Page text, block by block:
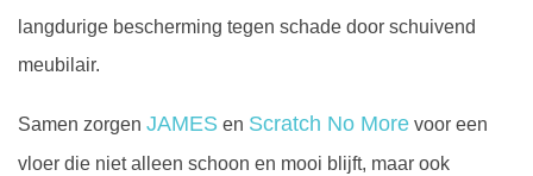
langdurige bescherming tegen schade door schuivend
meubilair.
Samen zorgen JAMES en Scratch No More voor een
vloer die niet alleen schoon en mooi blijft, maar ook